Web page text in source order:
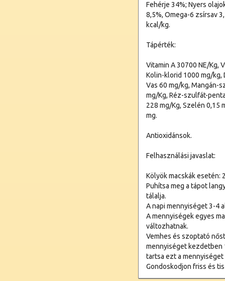
Fehérje 34%; Nyers
8,5%, Omega-6 zsírsav
kcal/kg.
Tápérték:
Vitamin A 30700 NE/Kg,
Kolin-klorid 1000 mg/kg,
Vas 60 mg/kg, Mangán-
mg/Kg, Réz-szulfát-
228 mg/Kg, Szelén 0,15
mg.
Antioxidánsok.
Felhasználási javaslat:
Kölyök macskák esetén:
Puhítsa meg a tápot
tálalja.
A napi mennyiséget 3-4
A mennyiségek egyes
változhatnak.
Vemhes és szoptató
mennyiséget kezdetben
tartsa ezt a
Gondoskodjon friss és